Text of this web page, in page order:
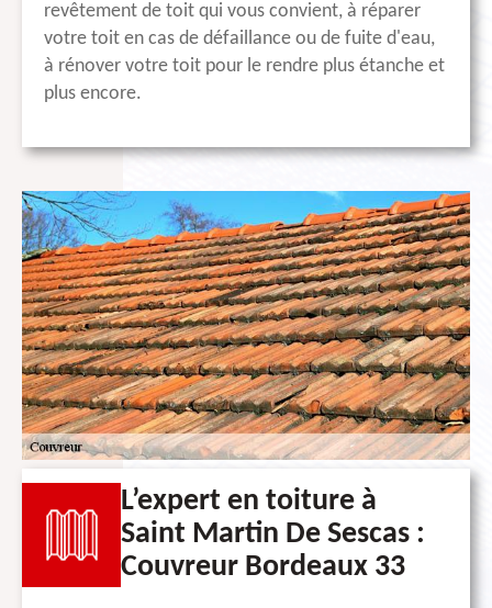
revêtement de toit qui vous convient, à réparer
votre toit en cas de défaillance ou de fuite d'eau,
à rénover votre toit pour le rendre plus étanche et
plus encore.
L’expert en toiture à
Saint Martin De Sescas :
Couvreur Bordeaux 33